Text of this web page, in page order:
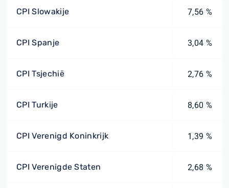
CPI Slowakije 7,56 %
CPI Spanje 3,04 %
CPI Tsjechië 2,76 %
CPI Turkije 8,60 %
CPI Verenigd Koninkrijk 1,39 %
CPI Verenigde Staten 2,68 %